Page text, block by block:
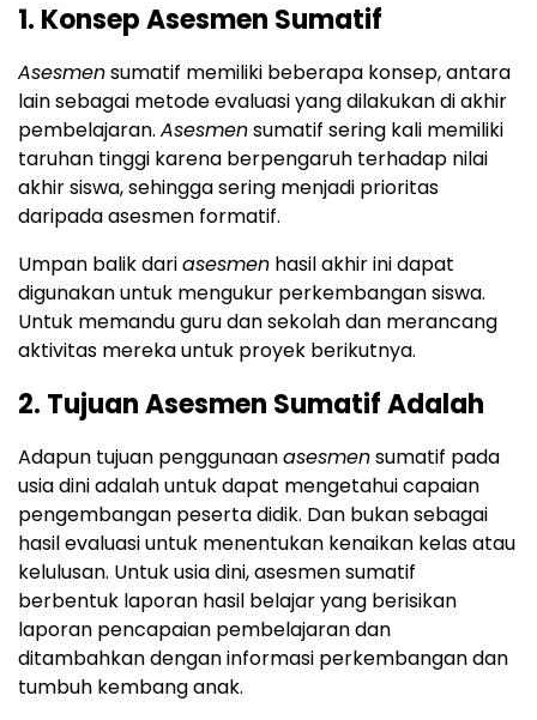
1. Konsep Asesmen Sumatif
Asesmensumatif memiliki beberapa konsep, antara
lain sebagai metode evaluasi yang dilakukan di akhir
pembelajaran. Asesmensumatif sering kali memiliki
taruhan tinggi karena berpengaruh terhadap nilai
akhir siswa, sehingga sering menjadi prioritas
daripada asesmen formatif.
Umpan balik dariasesmen hasil akhir ini dapat
digunakan untuk mengukur perkembangan siswa.
Untuk memandu guru dan sekolah dan merancang
aktivitas mereka untuk proyek berikutnya.
2. Tujuan Asesmen Sumatif Adalah
Adapun tujuan penggunaanasesmensumatif pada
usia dini adalah untuk dapat mengetahui capaian
pengembangan peserta didik. Dan bukan sebagai
hasil evaluasi untuk menentukan kenaikan kelas atau
kelulusan. Untuk usia dini, asesmen sumatif
berbentuk laporan hasil belajar yang berisikan
laporan pencapaian pembelajaran dan
ditambahkan dengan informasi perkembangan dan
tumbuh kembang anak.